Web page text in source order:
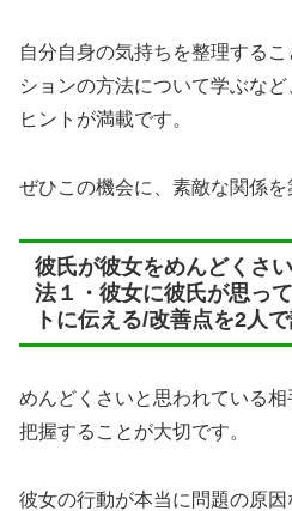
自分自身の気持ちを整理する
ションの方法について学ぶな
ヒントが満載です。
ぜひこの機会に、素敵な関係を
彼氏が彼女をめんどくさ
法１・彼女に彼氏が思っ
トに伝える/改善点を2人
めんどくさいと思われている
把握することが大切です。
彼女の行動が本当に問題の原